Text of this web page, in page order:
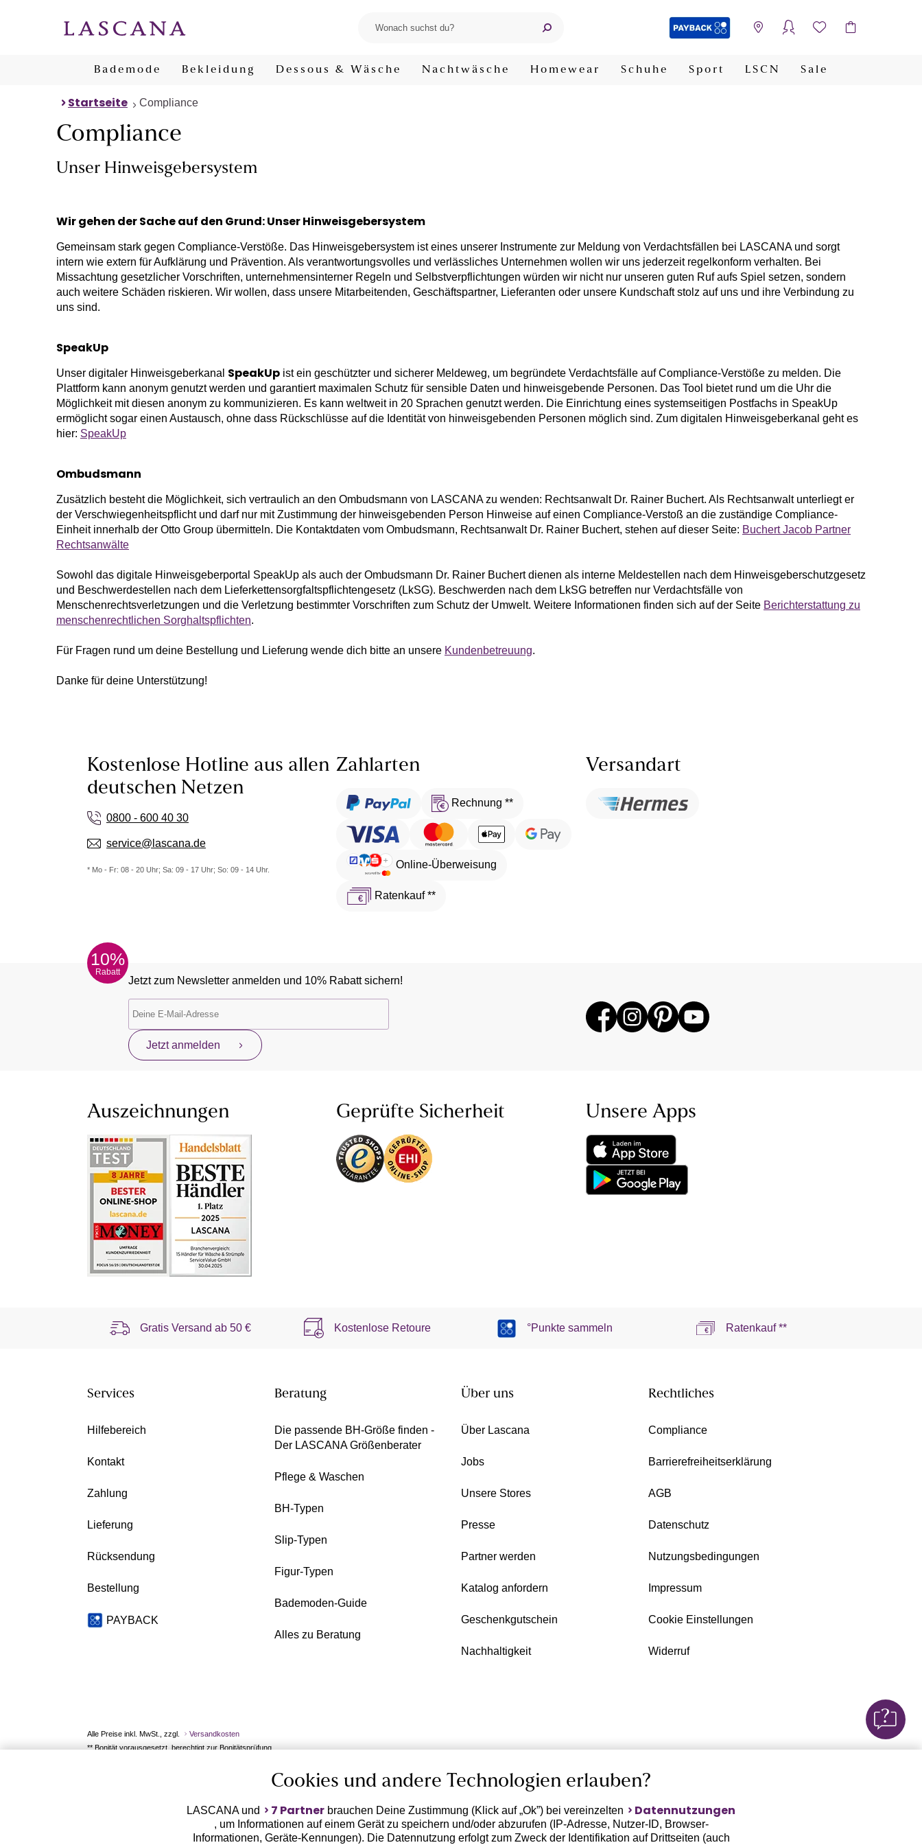
Bademode Bekleidung Dessous & Wäsche Nachtwäsche Homewear Schuhe Sport LSCN Sale
Startseite Compliance
Compliance
Unser Hinweisgebersystem
Wir gehen der Sache auf den Grund: Unser Hinweisgebersystem
Gemeinsam stark gegen Compliance-Verstöße. Das Hinweisgebersystem ist eines unserer Instrumente zur Meldung von Verdachtsfällen bei LASCANA und sorgt
intern wie extern für Aufklärung und Prävention. Als verantwortungsvolles und verlässliches Unternehmen wollen wir uns jederzeit regelkonform verhalten. Bei
Missachtung gesetzlicher Vorschriften, unternehmensinterner Regeln und Selbstverpflichtungen würden wir nicht nur unseren guten Ruf aufs Spiel setzen, sondern
auch weitere Schäden riskieren. Wir wollen, dass unsere Mitarbeitenden, Geschäftspartner, Lieferanten oder unsere Kundschaft stolz auf uns und ihre Verbindung zu
uns sind.
SpeakUp
Unser digitaler Hinweisgeberkanal SpeakUp ist ein geschützter und sicherer Meldeweg, um begründete Verdachtsfälle auf Compliance-Verstöße zu melden. Die
Plattform kann anonym genutzt werden und garantiert maximalen Schutz für sensible Daten und hinweisgebende Personen. Das Tool bietet rund um die Uhr die
Möglichkeit mit diesen anonym zu kommunizieren. Es kann weltweit in 20 Sprachen genutzt werden. Die Einrichtung eines systemseitigen Postfachs in SpeakUp
ermöglicht sogar einen Austausch, ohne dass Rückschlüsse auf die Identität von hinweisgebenden Personen möglich sind. Zum digitalen Hinweisgeberkanal geht es
hier: SpeakUp
Ombudsmann
Zusätzlich besteht die Möglichkeit, sich vertraulich an den Ombudsmann von LASCANA zu wenden: Rechtsanwalt Dr. Rainer Buchert. Als Rechtsanwalt unterliegt er
der Verschwiegenheitspflicht und darf nur mit Zustimmung der hinweisgebenden Person Hinweise auf einen Compliance-Verstoß an die zuständige Compliance-
Einheit innerhalb der Otto Group übermitteln. Die Kontaktdaten vom Ombudsmann, Rechtsanwalt Dr. Rainer Buchert, stehen auf dieser Seite: Buchert Jacob Partner
Rechtsanwälte
Sowohl das digitale Hinweisgeberportal SpeakUp als auch der Ombudsmann Dr. Rainer Buchert dienen als interne Meldestellen nach dem Hinweisgeberschutzgesetz
und Beschwerdestellen nach dem Lieferkettensorgfaltspflichtengesetz (LkSG). Beschwerden nach dem LkSG betreffen nur Verdachtsfälle von
Menschenrechtsverletzungen und die Verletzung bestimmter Vorschriften zum Schutz der Umwelt. Weitere Informationen finden sich auf der Seite Berichterstattung zu
menschenrechtlichen Sorghaltspflichten.
Für Fragen rund um deine Bestellung und Lieferung wende dich bitte an unsere Kundenbetreuung.
Danke für deine Unterstützung!
Kostenlose Hotline aus allen
deutschen Netzen
0800 - 600 40 30
service@lascana.de
* Mo - Fr: 08 - 20 Uhr; Sa: 09 - 17 Uhr; So: 09 - 14 Uhr.
Zahlarten
Rechnung **
Online-Überweisung
Ratenkauf **
Versandart
10%
Rabatt
Jetzt zum Newsletter anmelden und 10% Rabatt sichern!
Jetzt anmelden
Auszeichnungen Geprüfte Sicherheit Unsere Apps
Gratis Versand ab50 € Kostenlose Retoure °Punkte sammeln Ratenkauf **
Services
Hilfebereich
Kontakt
Zahlung
Lieferung
Rücksendung
Bestellung
PAYBACK
Beratung
Die passende BH-Größe finden -
Der LASCANA Größenberater
Pflege & Waschen
BH-Typen
Slip-Typen
Figur-Typen
Bademoden-Guide
Alles zu Beratung
Über uns
Über Lascana
Jobs
Unsere Stores
Presse
Partner werden
Katalog anfordern
Geschenkgutschein
Nachhaltigkeit
Rechtliches
Compliance
Barrierefreiheitserklärung
AGB
Datenschutz
Nutzungsbedingungen
Impressum
Cookie Einstellungen
Widerruf
Alle Preise inkl. MwSt., zzgl.
Versandkosten
** Bonität vorausgesetzt, berechtigt zur Bonitätsprüfung
Cookies und andere Technologien erlauben?
LASCANA und 7 Partner brauchen Deine Zustimmung (Klick auf „Ok”) bei vereinzelten Datennutzungen
, um Informationen auf einem Gerät zu speichern und/oder abzurufen (IP-Adresse, Nutzer-ID, Browser-
Informationen, Geräte-Kennungen). Die Datennutzung erfolgt zum Zweck der Identifikation auf Drittseiten (auch